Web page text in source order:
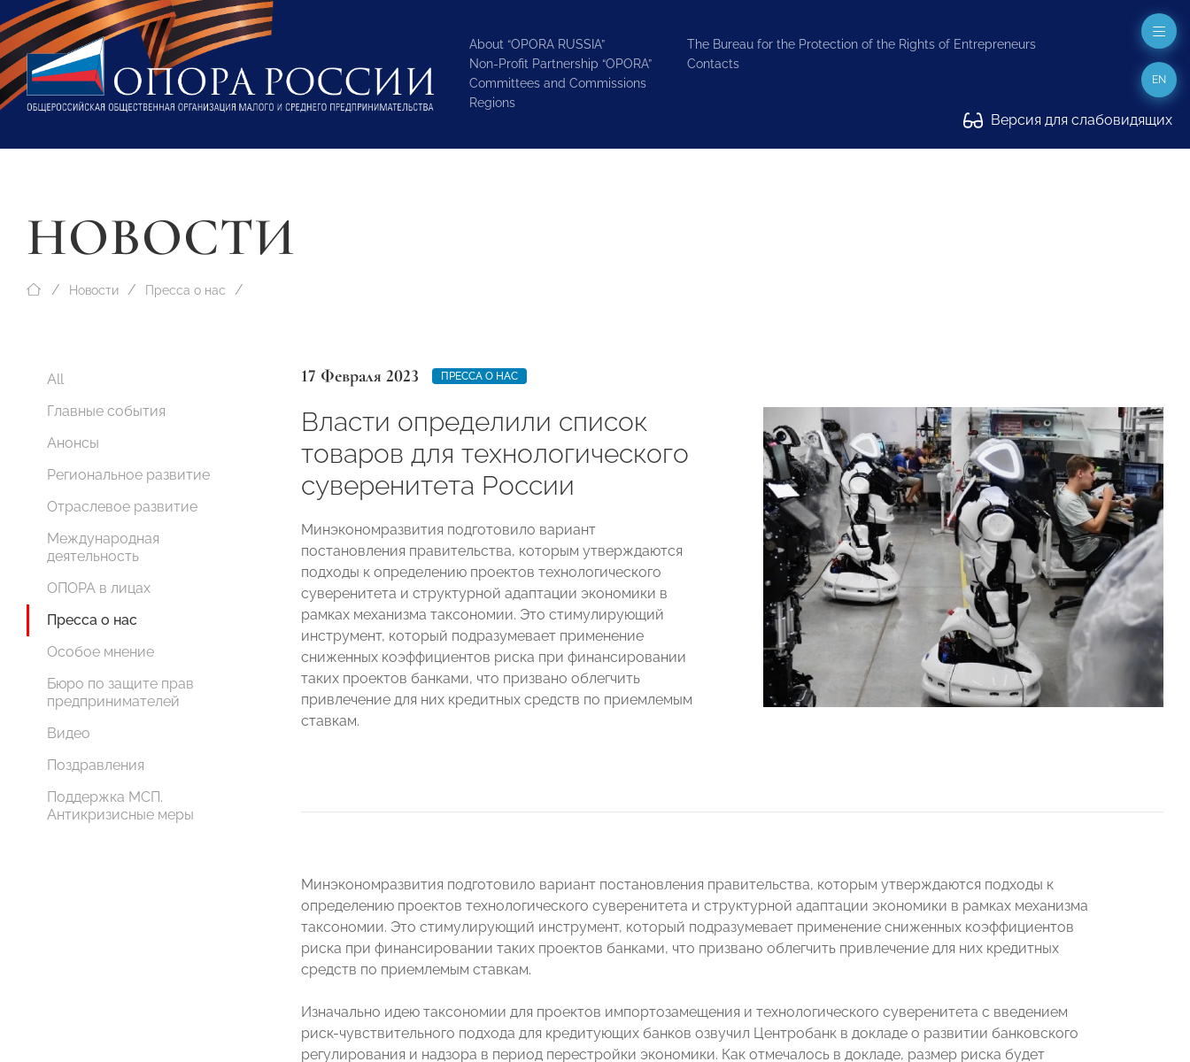
About “OPORA RUSSIA”
Non-Profit Partnership “OPORA”
Committees and Commissions
Regions
The Bureau for the Protection of the Rights of Entrepreneurs
Contacts
Версия для слабовидящих
EN
НОВОСТИ
Новости Пресса о нас
All
Главные события
Анонсы
Региональное развитие
Отраслевое развитие
Международная
деятельность
ОПОРА в лицах
Пресса о нас
Особое мнение
Бюро по защите прав
предпринимателей
Видео
Поздравления
Поддержка МСП.
Антикризисные меры
17 Февраля 2023 ПРЕССА О НАС
Власти определили список
товаров для технологического
суверенитета России
Минэкономразвития подготовило вариант
постановления правительства, которым утверждаются
подходы к определению проектов технологического
суверенитета и структурной адаптации экономики в
рамках механизма таксономии. Это стимулирующий
инструмент, который подразумевает применение
сниженных коэффициентов риска при финансировании
таких проектов банками, что призвано облегчить
привлечение для них кредитных средств по приемлемым
ставкам.
Минэкономразвития подготовило вариант постановления правительства, которым утверждаются подходы к
определению проектов технологического суверенитета и структурной адаптации экономики в рамках механизма
таксономии. Это стимулирующий инструмент, который подразумевает применение сниженных коэффициентов
риска при финансировании таких проектов банками, что призвано облегчить привлечение для них кредитных
средств по приемлемым ставкам.
Изначально идею таксономии для проектов импортозамещения и технологического суверенитета с введением
риск-чувствительного подхода для кредитующих банков озвучил Центробанк в докладе о развитии банковского
регулирования и надзора в период перестройки экономики. Как отмечалось в докладе, размер риска будет